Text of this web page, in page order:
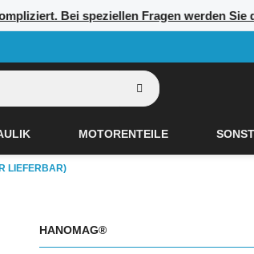
Bei speziellen Fragen werden Sie
MOTORENTEILE
LIEFERBAR)
HANOMAG®